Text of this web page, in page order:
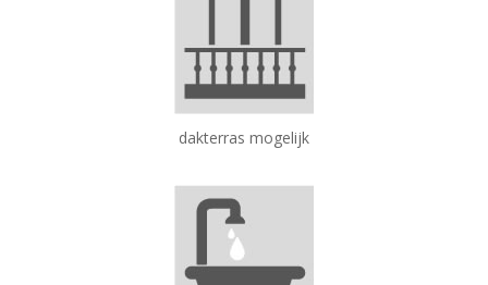
dakterras mogelijk